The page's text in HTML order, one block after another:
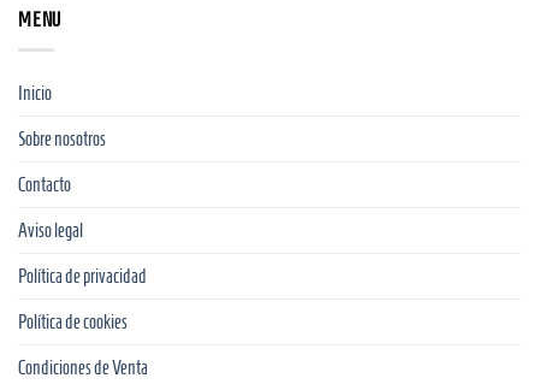
MENU
Inicio
Sobre nosotros
Contacto
Aviso legal
Política de privacidad
Política de cookies
Condiciones de Venta